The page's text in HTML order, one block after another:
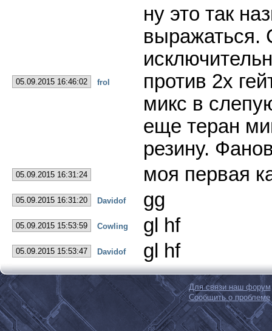
05.09.2015 16:46:02 frol
ну это так
выражаться.
против 2х
микс в
еще теран
резину.
05.09.2015 16:31:24 моя первая
05.09.2015 16:31:20 Davidof gg
05.09.2015 15:53:59 Cowling gl hf
05.09.2015 15:53:47 Davidof gl hf
Для связи наш форум
Сообщить о проблеме